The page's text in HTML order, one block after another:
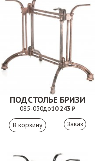
ПОДСТОЛЬЕ БРИЗИ
085-030до10 243 ₽
Заказ